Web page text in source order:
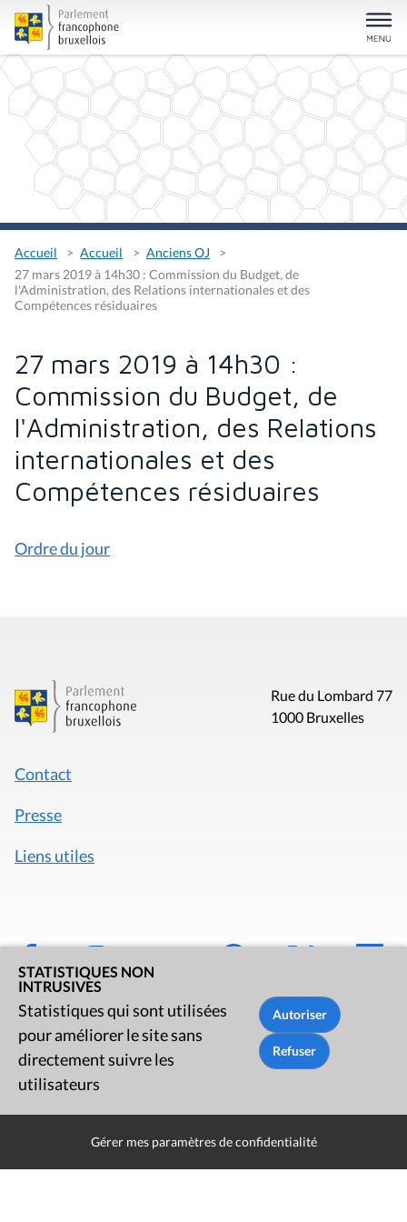
Accueil Accueil
Anciens OJ
27 mars 2019 à 14h30 : Commission du Budget, de
l'Administration, des Relations internationales et des
Compétences résiduaires
27 mars 2019 à 14h30 :
Commission du Budget, de
l'Administration, des Relations
internationales et des
Compétences résiduaires
Ordre du jour
STATISTIQUES NON
INTRUSIVES
Statistiques qui sont utilisées
pour améliorer le site sans
directement suivre les
utilisateurs
Gérer mes paramètres de confidentialité
Rue du Lombard 77
1000 Bruxelles
Contact
Presse
Liens utiles
Mentions légales
Déclaration d'accessibilité